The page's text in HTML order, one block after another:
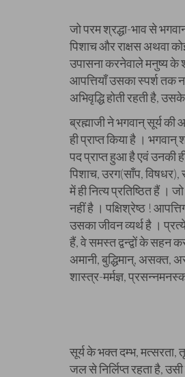
जो परम श्रद्धा-भाव से
पिशाच और राक्षस अथवा
उपासना करनेवाले मनुष्य के
आपत्तियाँ उसका स्पर्श तक
अभिवृद्धि होती रहती है,
ब्रह्माजी ने भगवान् सूर्य की
ही प्राप्त किया है ।
पद प्राप्त हुआ है एवं उनकी
पिशाच, उरग(साँप,
में ही नित्य प्रतिष्ठित हैं ।
नहीं है । पक्षिश्रेष्ठ !
उसका जीवन व्यर्थ है ।
हैं, वे समस्त द्वन्द्वों के सहन
अमानी, बुद्धिमान्, असक्त,
शास्त्र-मर्मज्ञ,
सूर्य के भक्त दम्भ,
जल से निर्लिप्त रहता है,